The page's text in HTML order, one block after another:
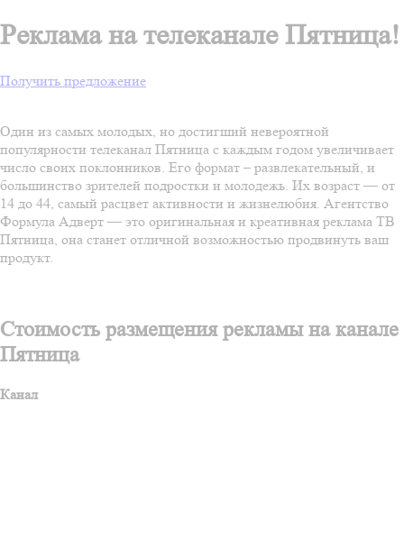
Реклама на телеканале Пятница!
Получить предложение
Один из самых молодых, но достигший невероятной
популярности телеканал Пятница с каждым годом увеличивает
число своих поклонников. Его формат – развлекательный, и
большинство зрителей подростки и молодежь. Их возраст — от
14 до 44, самый расцвет активности и жизнелюбия. Агентство
Формула Адверт — это оригинальная и креативная реклама ТВ
Пятница, она станет отличной возможностью продвинуть ваш
продукт.
Стоимость размещения рекламы на канале
Пятница
Канал